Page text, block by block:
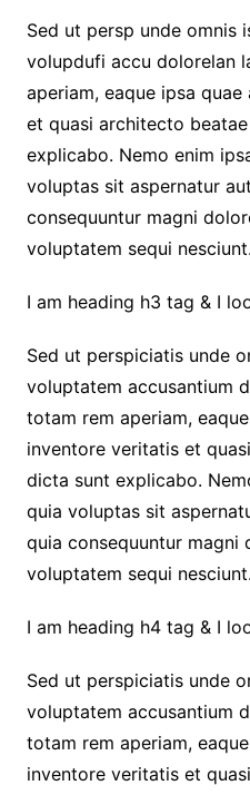
c
e
b
o
o
k
i
t
t
e
r
a
t
s
A
p
p
p
y
L
i
n
k
Sed ut persp unde omnis
volupdufi accu dolorelan
aperiam, eaque ipsa
et quasi architecto
explicabo. Nemo enim
voluptas sit aspernatur
consequuntur magni
voluptatem sequi nesciunt.
I am heading h3 tag & I
Sed ut perspiciatis unde
voluptatem accusantium
totam rem aperiam,
inventore veritatis et
dicta sunt explicabo.
quia voluptas sit
quia consequuntur magni
voluptatem sequi nesciunt.
I am heading h4 tag & I
Sed ut perspiciatis unde
voluptatem accusantium
totam rem aperiam,
inventore veritatis et